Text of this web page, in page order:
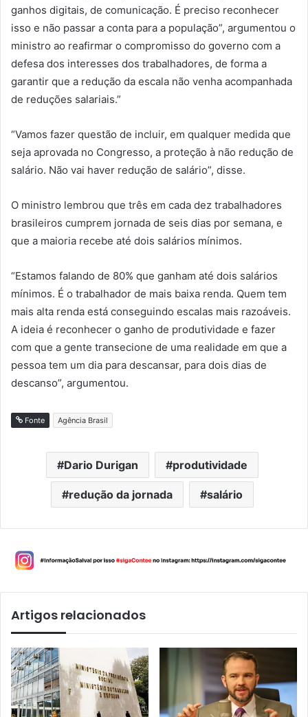
ganhos digitais, de comunicação. É preciso reconhecer
isso e não passar a conta para a população”, argumentou o
ministro ao reafirmar o compromisso do governo com a
defesa dos interesses dos trabalhadores, de forma a
garantir que a redução da escala não venha acompanhada
de reduções salariais.”
“Vamos fazer questão de incluir, em qualquer medida que
seja aprovada no Congresso, a proteção à não redução de
salário. Não vai haver redução de salário”, disse.
O ministro lembrou que três em cada dez trabalhadores
brasileiros cumprem jornada de seis dias por semana, e
que a maioria recebe até dois salários mínimos.
“Estamos falando de 80% que ganham até dois salários
mínimos. É o trabalhador de mais baixa renda. Quem tem
mais alta renda está conseguindo escalas mais razoáveis.
A ideia é reconhecer o ganho de produtividade e fazer
com que a gente transecione de uma realidade em que a
pessoa tem um dia para descansar, para dois dias de
descanso”, argumentou.
Fonte Agência Brasil
Dario Durigan produtividade
redução da jornada salário
Artigos relacionados